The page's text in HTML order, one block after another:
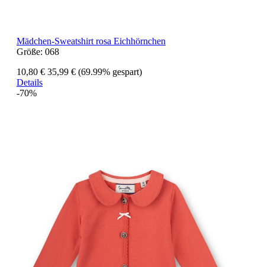
Mädchen-Sweatshirt rosa Eichhörnchen
Größe: 068
10,80 € 35,99 € (69.99% gespart)
Details
-70%